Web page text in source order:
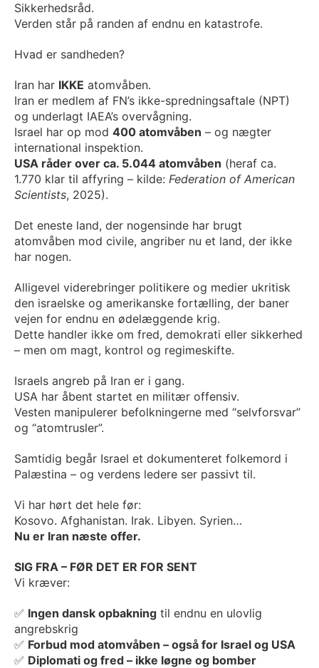
Sikkerhedsråd.
Verden står på randen af endnu en katastrofe.
Hvad er sandheden?
Iran har IKKE atomvåben.
Iran er medlem af FN’s ikke-spredningsaftale (NPT)
og underlagt IAEA’s overvågning.
Israel har op mod 400 atomvåben – og nægter
international inspektion.
USA råder over ca. 5.044 atomvåben (heraf ca.
1.770 klar til affyring – kilde: Federation of American
Scientists, 2025).
Det eneste land, der nogensinde har brugt
atomvåben mod civile, angriber nu et land, der ikke
har nogen.
Alligevel viderebringer politikere og medier ukritisk
den israelske og amerikanske fortælling, der baner
vejen for endnu en ødelæggende krig.
Dette handler ikke om fred, demokrati eller sikkerhed
– men om magt, kontrol og regimeskifte.
Israels angreb på Iran er i gang.
USA har åbent startet en militær offensiv.
Vesten manipulerer befolkningerne med “selvforsvar”
og “atomtrusler”.
Samtidig begår Israel et dokumenteret folkemord i
Palæstina – og verdens ledere ser passivt til.
Vi har hørt det hele før:
Kosovo. Afghanistan. Irak. Libyen. Syrien…
Nu er Iran næste offer.
SIG FRA – FØR DET ER FOR SENT
Vi kræver:
✅ Ingen dansk opbakning til endnu en ulovlig
angrebskrig
✅ Forbud mod atomvåben – også for Israel og USA
✅ Diplomati og fred – ikke løgne og bomber